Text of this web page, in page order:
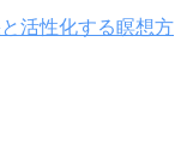
活性化する瞑想方